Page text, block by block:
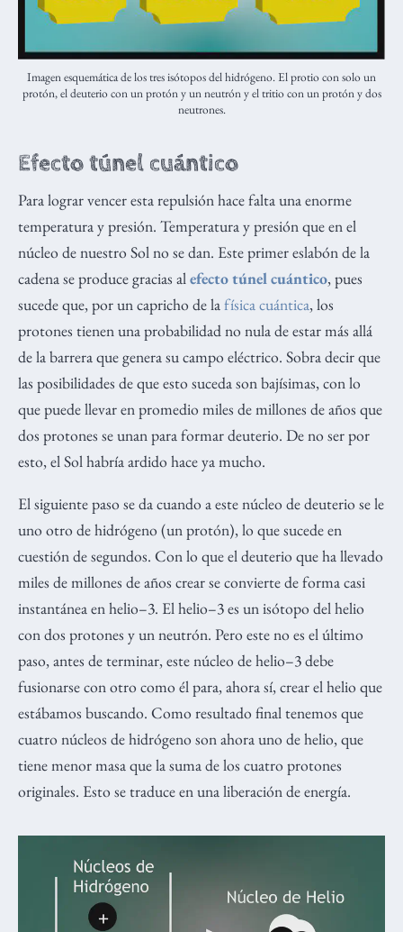
Imagen esquemática de los tres isótopos del hidrógeno. El protio con solo un
protón, el deuterio con un protón y un neutrón y el tritio con un protón y dos
neutrones.
Efecto túnel cuántico
Para lograr vencer esta repulsión hace falta una enorme
temperatura y presión. Temperatura y presión que en el
núcleo de nuestro Sol no se dan. Este primer eslabón de la
cadena se produce gracias alefecto túnel cuántico, pues
sucede que, por un capricho de lafísica cuántica, los
protones tienen una probabilidad no nula de estar más allá
de la barrera que genera su campo eléctrico. Sobra decir que
las posibilidades de que esto suceda son bajísimas, con lo
que puede llevar en promedio miles de millones de años que
dos protones se unan para formar deuterio. De no ser por
esto, el Sol habría ardido hace ya mucho.
El siguiente paso se da cuando a este núcleo de deuterio se le
uno otro de hidrógeno (un protón), lo que sucede en
cuestión de segundos. Con lo que el deuterio que ha llevado
miles de millones de años crear se convierte de forma casi
instantánea en helio–3. El helio–3 es un isótopo del helio
con dos protones y un neutrón. Pero este no es el último
paso, antes de terminar, este núcleo de helio–3 debe
fusionarse con otro como él para, ahora sí, crear el helio que
estábamos buscando. Como resultado final tenemos que
cuatro núcleos de hidrógeno son ahora uno de helio, que
tiene menor masa que la suma de los cuatro protones
originales. Esto se traduce en una liberación de energía.